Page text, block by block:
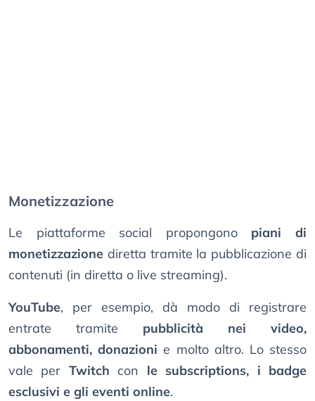
Monetizzazione
Le piattaforme social propongono piani di
monetizzazione diretta tramite la pubblicazione di
contenuti (in diretta o live streaming).
YouTube, per esempio, dà modo di registrare
entrate tramite pubblicità nei video,
abbonamenti, donazioni e molto altro. Lo stesso
vale per Twitch con le subscriptions, i badge
esclusivi e gli eventi online.